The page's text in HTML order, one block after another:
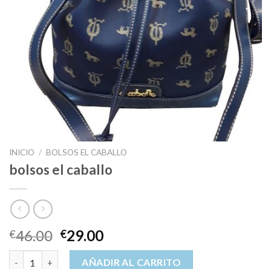
INICIO / BOLSOS EL CABALLO
bolsos el caballo
€46.00 €29.00
bolsos el caballo cantidadAÑADIR AL CARRITO